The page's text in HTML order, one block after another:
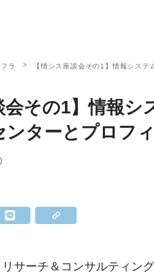
ラ 【情シス座談会その1】情報シス
会その1】情報
ンターとプロフ
サーチ＆コンサルティン